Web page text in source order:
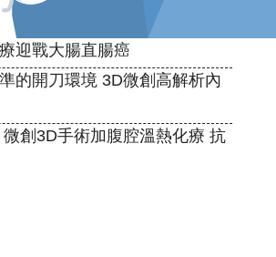
迎戰大腸直腸癌
的開刀環境 3D微創高解析內
創3D手術加腹腔溫熱化療 抗